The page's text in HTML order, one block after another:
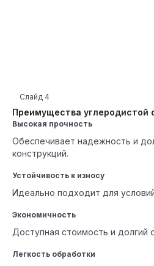
Преимущества углеродистой
Слайд 4
Высокая прочность
Обеспечивает надежность и
конструкций.
Устойчивость к износу
Идеально подходит для
Экономичность
Доступная стоимость и долгий
Легкость обработки